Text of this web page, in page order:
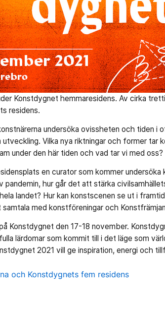
Konstdygnet hemmaresidens. Av cirka
residens.
undersöka ovissheten och tiden i
Vilka nya riktningar och former tar
under den här tiden och vad tar vi med oss?
en curator som kommer
pandemin, hur går det att stärka
landet? Hur kan konstscenen se ut i
med konstföreningar och
Konstdygnet den 17-18 november.
lärdomar som kommit till i det läge som
2021 vill ge inspiration, energi och
och Konstdygnets fem residens